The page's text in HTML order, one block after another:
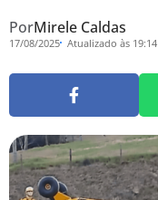
PorMirele Caldas
17/08/2025 Atualizado às 19:14